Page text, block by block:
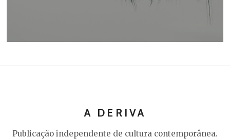
A DERIVA
Publicação independente de cultura contemporânea.